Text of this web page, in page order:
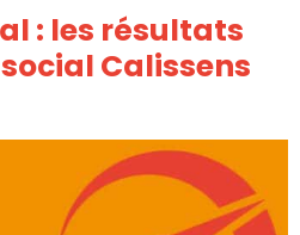
: les résultats
Calissens